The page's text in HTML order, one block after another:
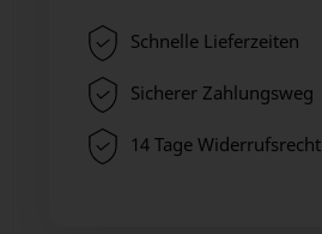
Schnelle Lieferzeiten
Sicherer Zahlungsweg
14 Tage Widerrufsrecht